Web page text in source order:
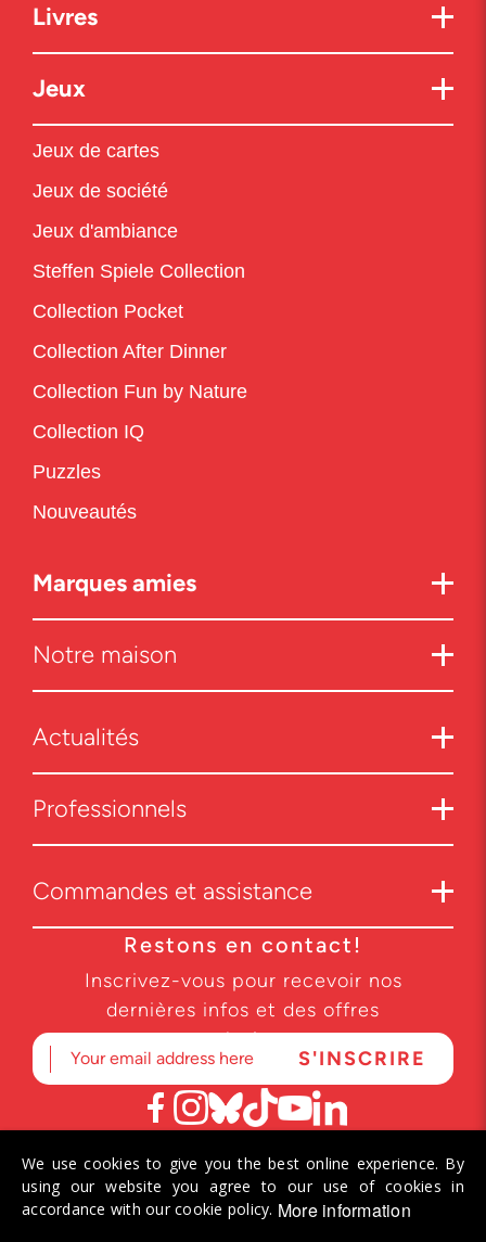
Livres
Jeux
Jeux de cartes
Jeux de société
Jeux d'ambiance
Steffen Spiele Collection
Collection Pocket
Collection After Dinner
Collection Fun by Nature
Collection IQ
Puzzles
Nouveautés
Marques amies
Notre maison
Actualités
Professionnels
Commandes et assistance
Restons en contact!
Inscrivez-vous pour recevoir nos
dernières infos et des offres
exclusives.
© 2026 Helvetiq SA. Tous droits réservés.
We use cookies to give you the best online experience. By
using our website you agree to our use of cookies in
accordance with our cookie policy. More information